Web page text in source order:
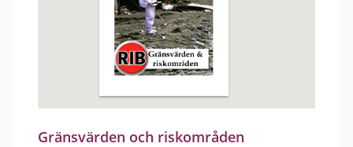
Gränsvärden och riskområden